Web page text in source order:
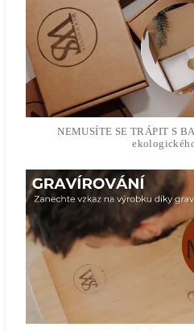
NEMUSÍTE SE TRÁPIT S